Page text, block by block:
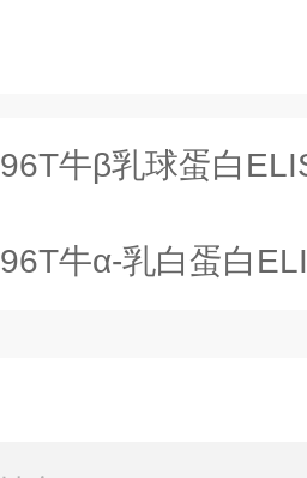
96T牛β乳球蛋白
96T牛α-乳白蛋白